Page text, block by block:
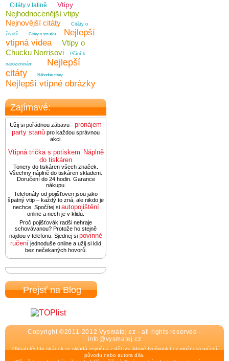
Citáty v latině Vtipy
Nejhodnocenější vtipy
Nejnovější citáty
Citáty o
životě
Citáty o smutku
Nejlepší
vtipná videa
Vtipy o
Chucku Norrisovi
Přání k
narozeninám
Nejlepší
citáty
Náhodné citáty
Nejlepší vtipné obrázky
Zajímavé:
Užij si pořádnou zábavu - pronájem
party stanů pro každou správnou
akci.
Vtipná trička s potiskem Náplně
do tiskáren
Tonery do tiskáren všech značek.
Všechny náplně do tiskáren skladem.
Doručení do 24 hodin. Garance
nákupu.
Telefonáty od pojišťoven jsou jako
špatný vtip – každý to zná, ale nikdo je
nechce. Spočítej si autopojištění
online a nech je v klidu.
Proč pojišťovák radši nehraje
schovávanou? Protože ho stejně
najdou v telefonu. Sjednej si povinné
ručení jednoduše online a užij si klid
bez nečekaných hovorů.
Prejsť na Blog
Copyright ©2011-2012 Vysmátej.cz - all rights reserved -
info@vysmatej.cz
Obsah těchto stránek se skládá zejména z děl tzv. lidové tvořivosti bez možnosti určení
původu nebo autora díla.